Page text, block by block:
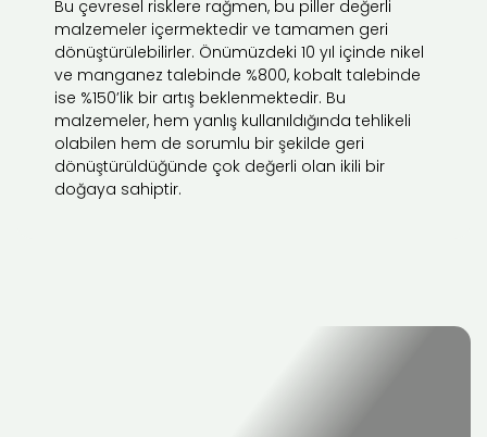
Bu çevresel risklere rağmen, bu piller değerli
malzemeler içermektedir ve tamamen geri
dönüştürülebilirler. Önümüzdeki 10 yıl içinde nikel
ve manganez talebinde %800, kobalt talebinde
ise %150’lik bir artış beklenmektedir. Bu
malzemeler, hem yanlış kullanıldığında tehlikeli
olabilen hem de sorumlu bir şekilde geri
dönüştürüldüğünde çok değerli olan ikili bir
doğaya sahiptir.